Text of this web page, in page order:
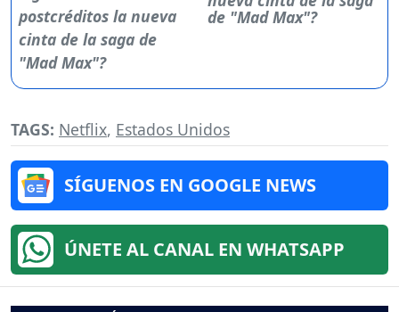
de "Mad Max"?
TAGS: Netflix, Estados Unidos
SÍGUENOS EN GOOGLE NEWS
ÚNETE AL CANAL EN WHATSAPP